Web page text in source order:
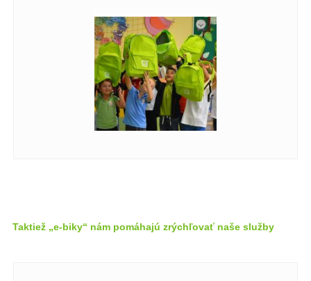
Taktiež „e-biky“ nám pomáhajú zrýchľovať naše služby